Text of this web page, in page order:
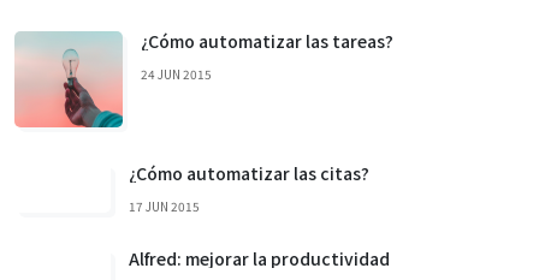
¿Cómo automatizar las tareas?
24 JUN 2015
¿Cómo automatizar las citas?
17 JUN 2015
Alfred: mejorar la productividad